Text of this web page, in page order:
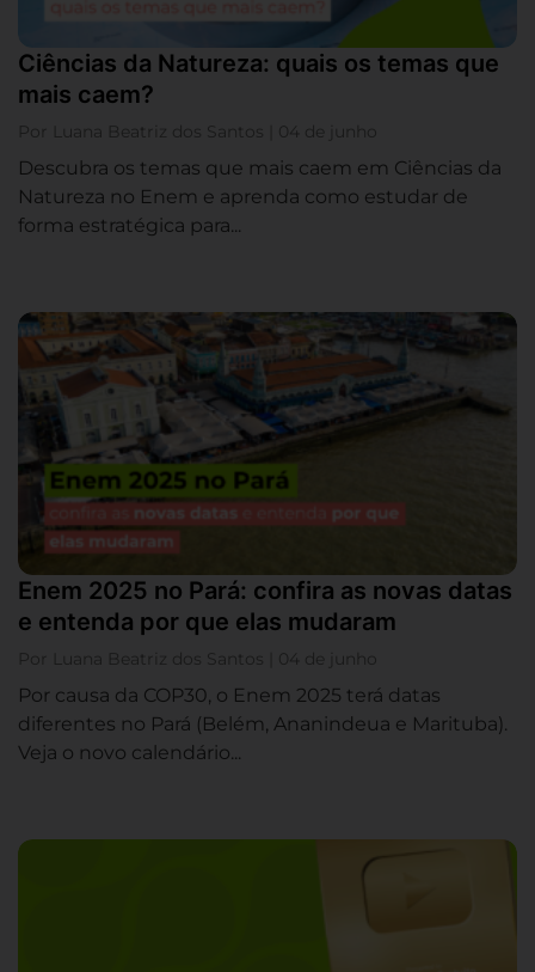
Ciências da Natureza: quais os temas que
mais caem?
Por Luana Beatriz dos Santos | 04 de junho
Descubra os temas que mais caem em Ciências da
Natureza no Enem e aprenda como estudar de
forma estratégica para...
Enem 2025 no Pará: confira as novas datas
e entenda por que elas mudaram
Por Luana Beatriz dos Santos | 04 de junho
Por causa da COP30, o Enem 2025 terá datas
diferentes no Pará (Belém, Ananindeua e Marituba).
Veja o novo calendário...